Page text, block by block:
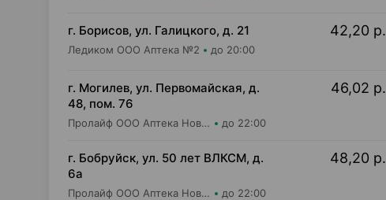
г. Борисов, ул. Галицкого, д. 21
Ледиком ООО Аптека №2 до 20:00
42,20 р.
г. Могилев, ул. Первомайская, д.
48, пом. 76
Пролайф ООО Аптека Новая №7 до 22:00
46,02 р.
г. Бобруйск, ул. 50 лет ВЛКСМ, д.
6а
Пролайф ООО Аптека Новая №3 до 22:00
48,20 р.